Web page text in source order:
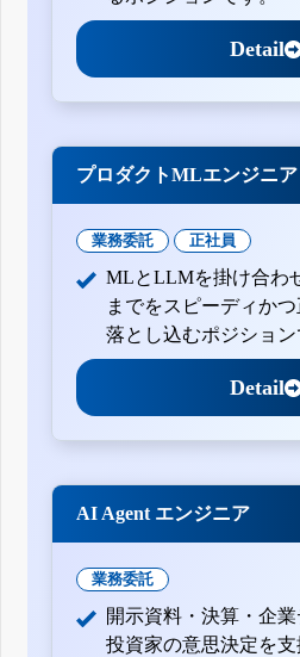
Detail
プロダクトMLエンジニア
業務委託 正社員
MLとLLMを掛け合わ
までをスピーディか
落とし込むポジション
Detail
AI Agent エンジニア
業務委託
開示資料・決算・企業
投資家の意思決定を